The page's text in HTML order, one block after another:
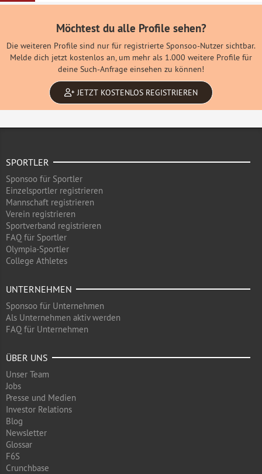
Möchtest du alle Profile sehen?
Die weiteren Profile sind nur für registrierte Sponsoo-Nutzer sichtbar.
Melde dich jetzt kostenlos an, um mehr als 1.000 weitere Profile für
deine Such-Anfrage einsehen zu können!
JETZT KOSTENLOS REGISTRIEREN
SPORTLER
Sponsoo für Sportler
Einzelsportler registrieren
Mannschaft registrieren
Verein registrieren
Sportverband registrieren
FAQ für Sportler
Olympia-Sportler
College Athletes
UNTERNEHMEN
Sponsoo für Unternehmen
Als Unternehmen aktiv werden
FAQ für Unternehmen
ÜBER UNS
Unser Team
Jobs
Presse und Medien
Investor Relations
Blog
Newsletter
Glossar
F6S
Crunchbase